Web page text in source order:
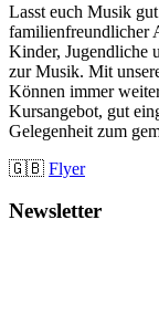
Lasst euch Musik
familienfreundlicher
Kinder, Jugendliche
zur Musik. Mit
Können immer
Kursangebot, gut
Gelegenheit zum
🇬🇧 Flyer
Newsletter